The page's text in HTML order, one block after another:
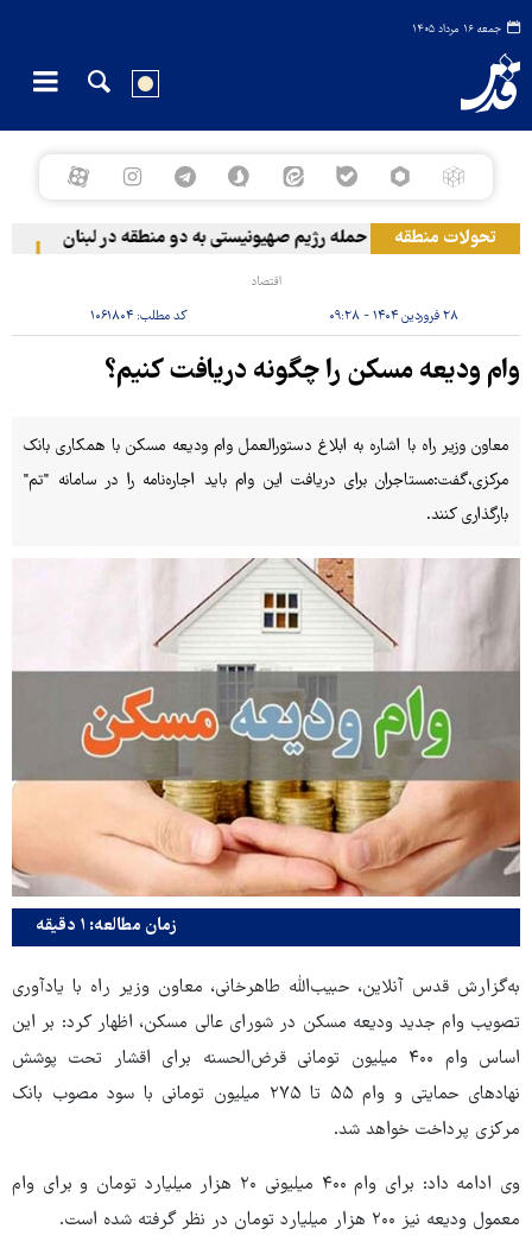
جمعه ۱۶ مرداد ۱۴۰۵
تحولات منطقه حمله رژیم صهیونیستی به دو منطقه در لبنان
اقتصاد
۲۸ فروردین ۱۴۰۴ - ۰۹:۲۸ کد مطلب: ۱۰۶۱۸۰۴
وام ودیعه مسکن را چگونه دریافت کنیم؟
معاون وزیر راه با اشاره به ابلاغ دستورالعمل وام ودیعه مسکن با همکاری بانک
مرکزی،گفت:مستاجران برای دریافت این وام باید اجاره‌نامه را در سامانه "تم"
بارگذاری کنند.
زمان مطالعه: ۱ دقیقه
به‌گزارش قدس آنلاین، حبیب‌الله طاهرخانی، معاون وزیر راه با یادآوری
تصویب وام جدید ودیعه مسکن در شورای عالی مسکن، اظهار کرد: بر این
اساس وام ۴۰۰ میلیون تومانی قرض‌الحسنه برای اقشار تحت پوشش
نهادهای حمایتی و وام ۵۵ تا ۲۷۵ میلیون تومانی با سود مصوب بانک
مرکزی پرداخت خواهد شد.
وی ادامه داد: برای وام ۴۰۰ میلیونی ۲۰ هزار میلیارد تومان و برای وام
معمول ودیعه نیز ۲۰۰ هزار میلیارد تومان در نظر گرفته شده است.